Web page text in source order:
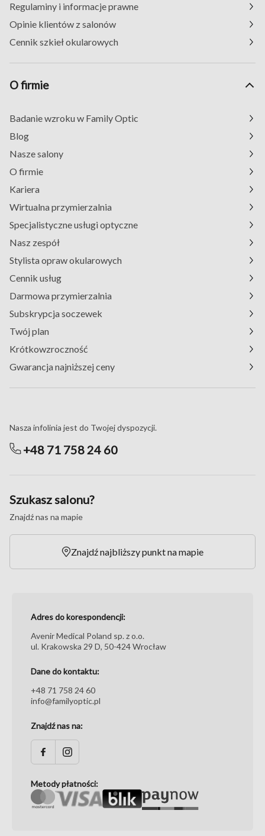
Regulaminy i informacje prawne
Opinie klientów z salonów
Cennik szkieł okularowych
O firmie
Badanie wzroku w Family Optic
Blog
Nasze salony
O firmie
Kariera
Wirtualna przymierzalnia
Specjalistyczne usługi optyczne
Nasz zespół
Stylista opraw okularowych
Cennik usług
Darmowa przymierzalnia
Subskrypcja soczewek
Twój plan
Krótkowzroczność
Gwarancja najniższej ceny
Nasza infolinia jest do Twojej dyspozycji.
+48 71 758 24 60
Szukasz salonu?
Znajdź nas na mapie
Znajdź najbliższy punkt na mapie
Adres do korespondencji:
Avenir Medical Poland sp. z o.o.
ul. Krakowska 29 D, 50-424 Wrocław
Dane do kontaktu:
+48 71 758 24 60
info@familyoptic.pl
Znajdź nas na:
Metody płatności: